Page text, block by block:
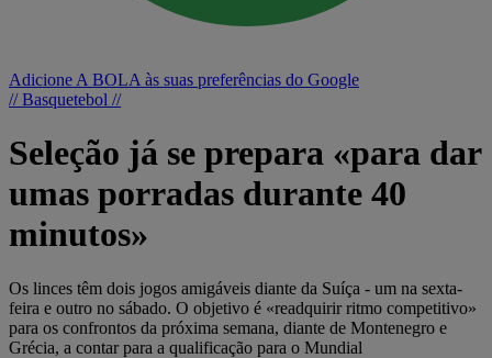
Adicione A BOLA às suas preferências do Google
// Basquetebol //
Seleção já se prepara «para dar
umas porradas durante 40
minutos»
Os linces têm dois jogos amigáveis diante da Suíça - um na sexta-
feira e outro no sábado. O objetivo é «readquirir ritmo competitivo»
para os confrontos da próxima semana, diante de Montenegro e
Grécia, a contar para a qualificação para o Mundial